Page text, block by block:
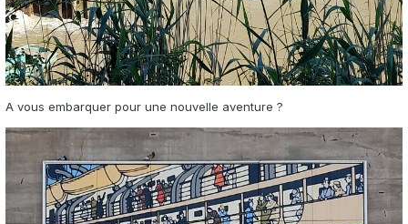
A vous embarquer pour une nouvelle aventure ?